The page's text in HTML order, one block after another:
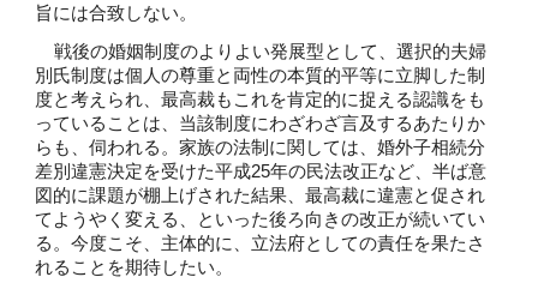
旨には合致しない。
    戦後の婚姻制度のよりよい発展型として、選択的夫婦
別氏制度は個人の尊重と両性の本質的平等に立脚した制
度と考えられ、最高裁もこれを肯定的に捉える認識をも
っていることは、当該制度にわざわざ言及するあたりか
らも、伺われる。家族の法制に関しては、婚外子相続分
差別違憲決定を受けた平成25年の民法改正など、半ば意
図的に課題が棚上げされた結果、最高裁に違憲と促され
てようやく変える、といった後ろ向きの改正が続いてい
る。今度こそ、主体的に、立法府としての責任を果たさ
れることを期待したい。